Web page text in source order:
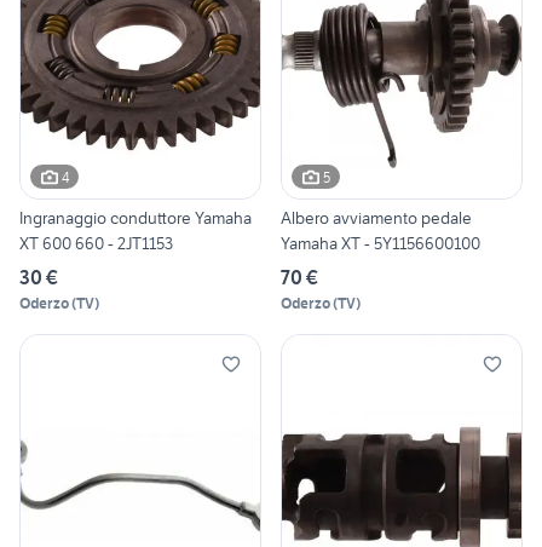
4
Ingranaggio conduttore Yamaha
XT 600 660 - 2JT1153
30 €
Oderzo(TV)
5
Albero avviamento pedale
Yamaha XT - 5Y1156600100
70 €
Oderzo(TV)